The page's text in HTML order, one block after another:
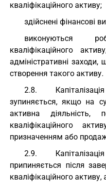
кваліфікаційного активу;
здійснені фінансові
виконуються
кваліфікаційного
адміністративні
створення такого активу.
2.8.
зупиняється, якщо на
активна діяльність,
кваліфікаційного
призначенням або
2.9.
припиняється після
кваліфікаційного активу,